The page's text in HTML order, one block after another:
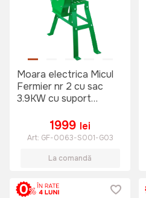
Moara electrica Micul
Fermier nr 2 cu sac
3.9KW cu suport
1999 lei
Art: GF-0063-S001-G03
La comandă